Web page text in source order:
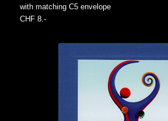
with matching C5 envelope
CHF 8.-